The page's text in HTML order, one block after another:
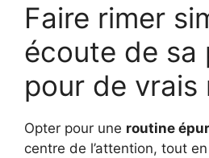
Faire rimer
écoute de sa
pour de vrais
Opter pour une routine
centre de l’attention, tout